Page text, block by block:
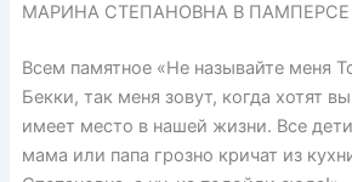
МАРИНА СТЕПАНОВНА В ПАМПЕРСЕ
Всем памятное «Не называйте меня
Бекки, так меня зовут, когда хотят
имеет место в нашей жизни. Все
мама или папа грозно кричат из